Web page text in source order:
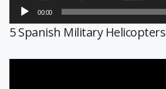
00:00
5 Spanish Military Helicopters